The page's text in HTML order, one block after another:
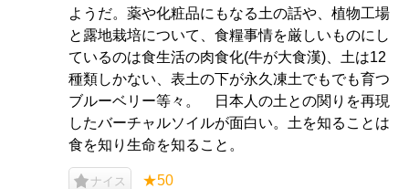
ようだ。薬や化粧品にもなる土の話や、植物工場
と露地栽培について、食糧事情を厳しいものにし
ているのは食生活の肉食化(牛が大食漢)、土は12
種類しかない、表土の下が永久凍土でもでも育つ
ブルーベリー等々。 日本人の土との関りを再現
したバーチャルソイルが面白い。土を知ることは
食を知り生命を知ること。
ナイス ★50